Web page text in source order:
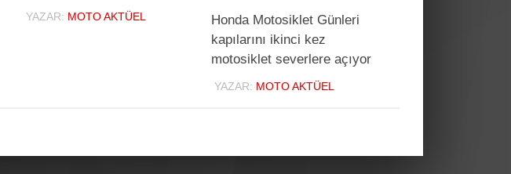
YAZAR: MOTO AKTÜEL
Honda Motosiklet Günleri
kapılarını ikinci kez
motosiklet severlere açıyor
YAZAR: MOTO AKTÜEL